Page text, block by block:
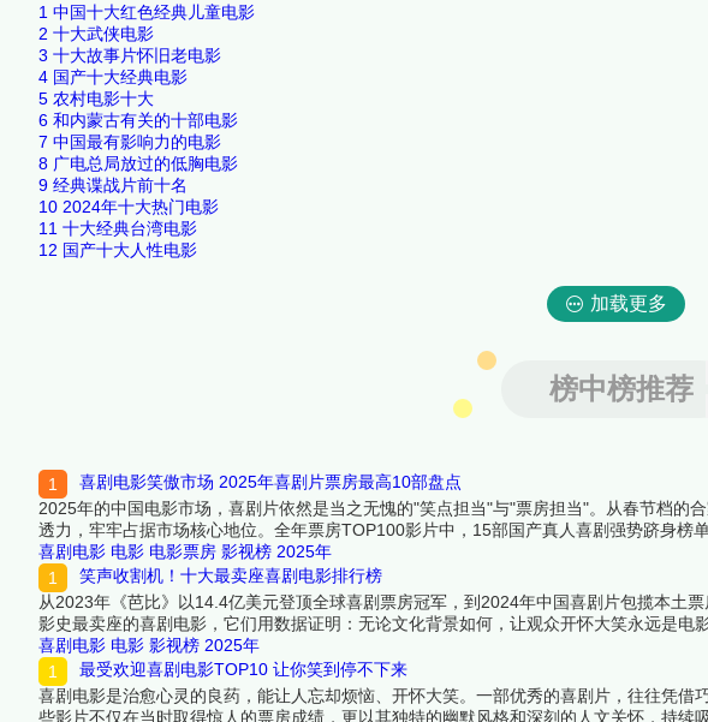
1 中国十大红色经典儿童电影
2 十大武侠电影
3 十大故事片怀旧老电影
4 国产十大经典电影
5 农村电影十大
6 和内蒙古有关的十部电影
7 中国最有影响力的电影
8 广电总局放过的低胸电影
9 经典谍战片前十名
10 2024年十大热门电影
11 十大经典台湾电影
12 国产十大人性电影
加载更多
榜中榜推荐
喜剧电影笑傲市场 2025年喜剧片票房最高10部盘点
2025年的中国电影市场，喜剧片依然是当之无愧的"笑点担当"与"票房担当"。从春节档的
透力，牢牢占据市场核心地位。全年票房TOP100影片中，15部国产真人喜剧强势跻身榜
汇集了历史悬疑、职场解压、家庭温情等多种风格的爆笑佳作，既有顶级IP的稳健发挥，
喜剧电影 电影 电影票房 影视榜 2025年
笑声收割机！十大最卖座喜剧电影排行榜
从2023年《芭比》以14.4亿美元登顶全球喜剧票房冠军，到2024年中国喜剧片包揽本土
影史最卖座的喜剧电影，它们用数据证明：无论文化背景如何，让观众开怀大笑永远是电
科幻喜剧，十部作品横跨二十年，展现喜剧的无限可能。下面跟着榜中榜编辑一起来看看详
喜剧电影 电影 影视榜 2025年
最受欢迎喜剧电影TOP10 让你笑到停不下来
喜剧电影是治愈心灵的良药，能让人忘却烦恼、开怀大笑。一部优秀的喜剧片，往往凭
些影片不仅在当时取得惊人的票房成绩，更以其独特的幽默风格和深刻的人文关怀，持续